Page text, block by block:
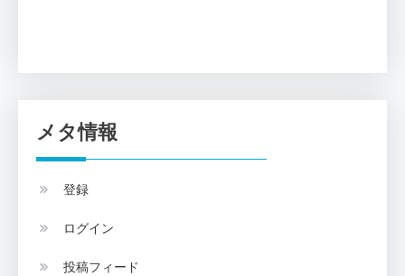
メタ情報
登録
ログイン
投稿フィード